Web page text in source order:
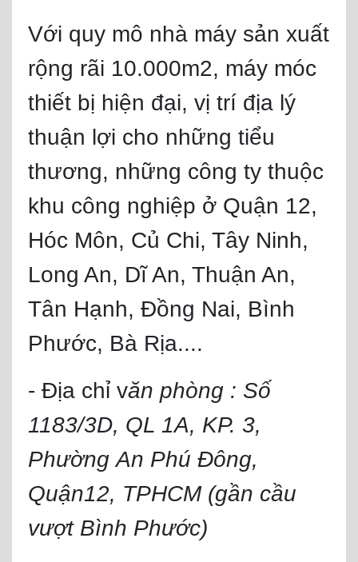
Với quy mô nhà máy sản xuất
rộng rãi 10.000m2, máy móc
thiết bị hiện đại, vị trí địa lý
thuận lợi cho những tiểu
thương, những công ty thuộc
khu công nghiệp ở Quận 12,
Hóc Môn, Củ Chi, Tây Ninh,
Long An, Dĩ An, Thuận An,
Tân Hạnh, Đồng Nai, Bình
Phước, Bà Rịa....
- Địa chỉ văn phòng : Số
1183/3D, QL 1A, KP. 3,
Phường An Phú Đông,
Quận12, TPHCM (gần cầu
vượt Bình Phước)